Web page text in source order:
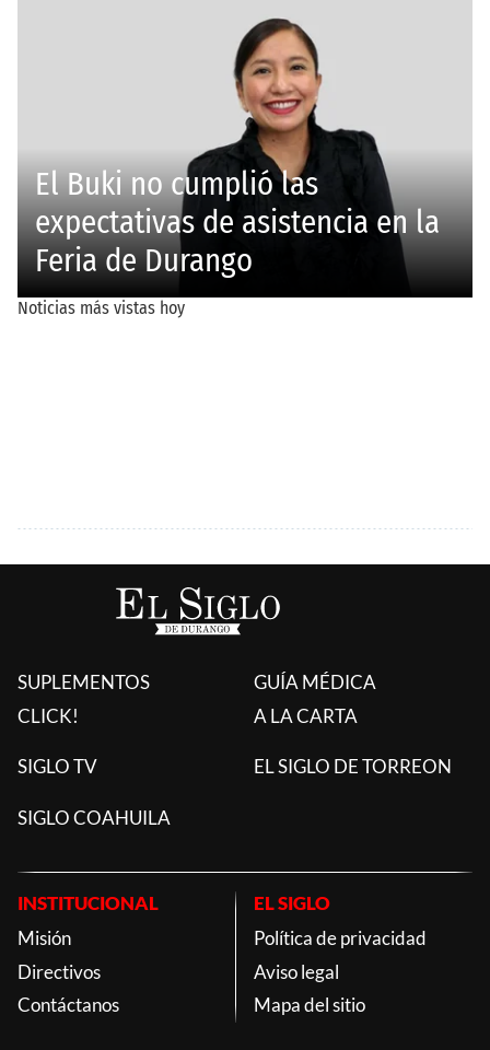
SUPLEMENTOS
CLICK!
GUÍA MÉDICA
A LA CARTA
SIGLO TV EL SIGLO DE TORREON
SIGLO COAHUILA
INSTITUCIONAL
Misión
Directivos
Contáctanos
EL SIGLO
Política de privacidad
Aviso legal
Mapa del sitio